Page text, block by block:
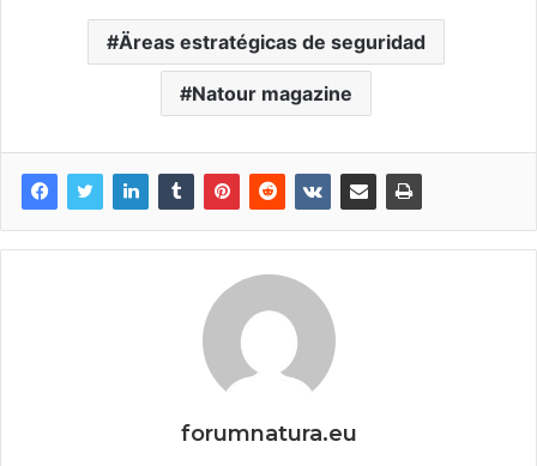
Äreas estratégicas de seguridad
Natour magazine
forumnatura.eu